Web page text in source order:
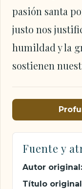
pasión santa
justo nos
humildad y la
sostienen
Fuente y
Autor original:
Título